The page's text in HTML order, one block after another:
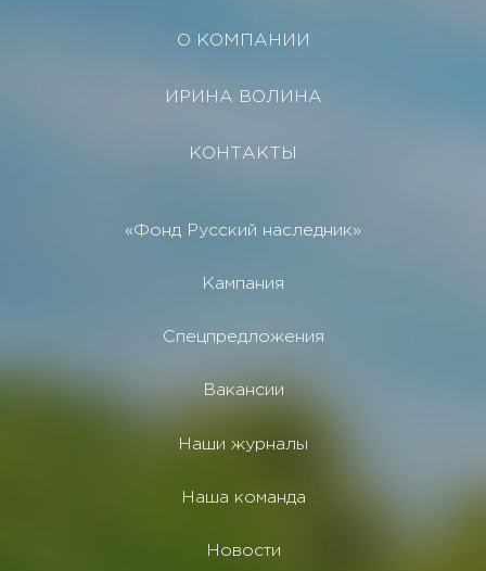
О КОМПАНИИ
ИРИНА ВОЛИНА
КОНТАКТЫ
«Фонд Русский наследник»
Кампания
Спецпредложения
Вакансии
Наши журналы
Наша команда
Новости